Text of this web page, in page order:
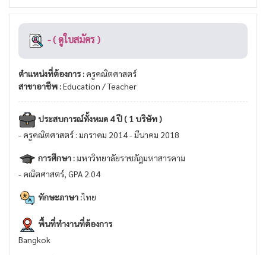
- ( ดูใบสมัคร )
ตำแหน่งที่ต้องการ : ครูคณิตศาสตร์
สาขาอาชีพ :Education / Teacher
ประสบการณ์ทั้งหมด 4 ปี ( 1 บริษัท )
- ครูคณิตศาสตร์ : มกราคม 2014 - มีนาคม 2018
การศึกษา :มหาวิทยาลัยราชภัฎมหาสารคาม
- คณิตศาสตร์, GPA 2.04
ทักษะภาษา :ไทย
พื้นที่ทำงานที่ต้องการ
Bangkok